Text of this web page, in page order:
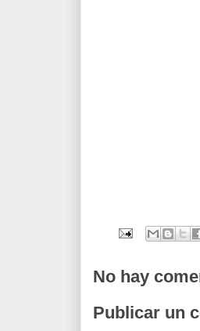
No hay
Publicar un